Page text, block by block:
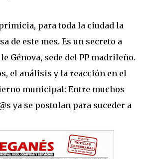
para toda la ciudad la
de este mes. Es un secreto a
Génova, sede del PP madrileño.
el análisis y la reacción en el
municipal: Entre muchos
ya se postulan para suceder a